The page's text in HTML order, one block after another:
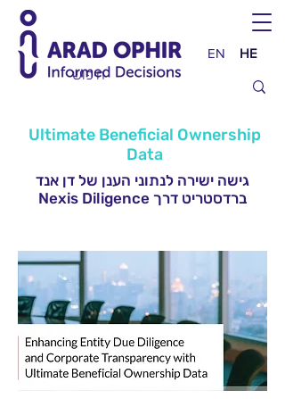
EN HE
Ultimate Beneficial Ownership
Data
גישה ישירה לנתוני הענן של דן אנד
ברדסטריט דרך Nexis Diligence